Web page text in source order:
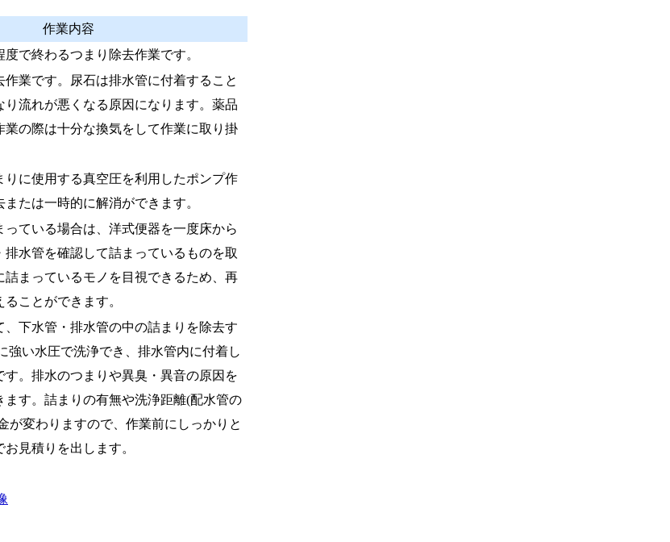
作業内容
で終わるつまり除去作業です。
作業です。尿石は排水管に付着すること
り流れが悪くなる原因になります。薬品
業の際は十分な換気をして作業に取り掛
りに使用する真空圧を利用したポンプ作
たは一時的に解消ができます。
っている場合は、洋式便器を一度床から
排水管を確認して詰まっているものを取
詰まっているモノを目視できるため、再
ことができます。
、下水管・排水管の中の詰まりを除去す
強い水圧で洗浄でき、排水管内に付着し
す。排水のつまりや異臭・異音の原因を
ます。詰まりの有無や洗浄距離(配水管の
が変わりますので、作業前にしっかりと
見積りを出します。